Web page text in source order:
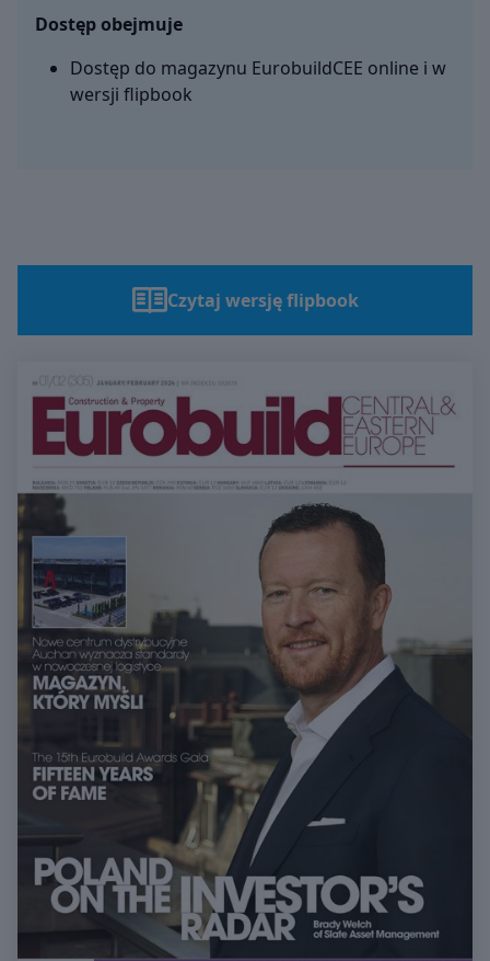
Dostęp obejmuje
Dostęp do magazynu EurobuildCEE online i w
wersji flipbook
Czytaj wersję flipbook